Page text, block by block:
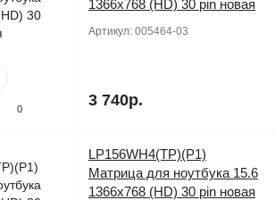
0
1366x768 (HD) 30 pin новая
Артикул: 005464-03
3 740р.
LP156WH4(TP)(P1)
Матрица для ноутбука 15.6
1366x768 (HD) 30 pin новая